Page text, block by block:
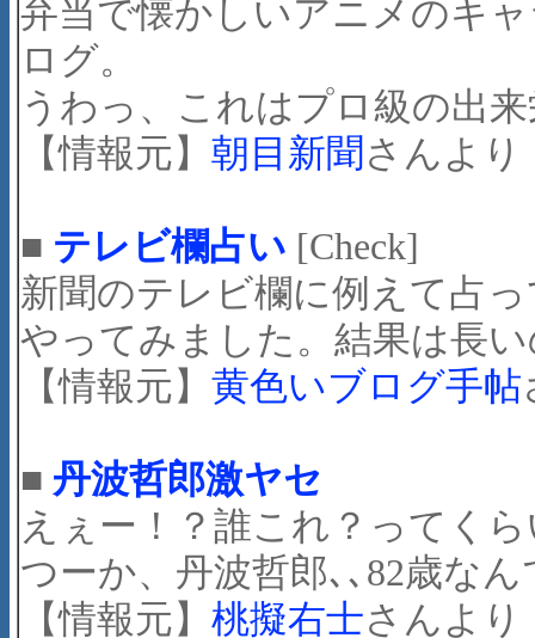
弁当で懐かしいアニメのキ
ログ。
うわっ、これはプロ級の出
【情報元】 朝目新聞さんより
■ テレビ欄占い [Check]
新聞のテレビ欄に例えて占
やってみました。結果は長
【情報元】 黄色いブログ手帖
■ 丹波哲郎激ヤセ
えぇー！？誰これ？ってく
つーか、丹波哲郎､､82歳な
【情報元】 桃擬右士さんより